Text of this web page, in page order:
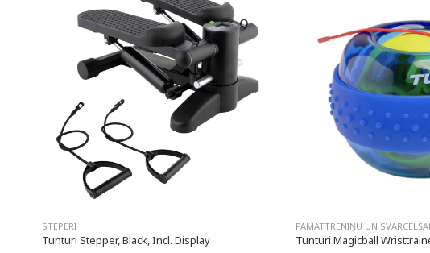
STEPERI
Tunturi Stepper, Black, Incl. Display
PAMATTRENIŅU UN
Tunturi Magicball